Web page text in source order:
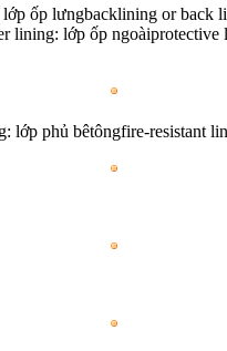
ốp lưngbacklining or
lớp ốp
lớp phủ bêtôngfire-resistant